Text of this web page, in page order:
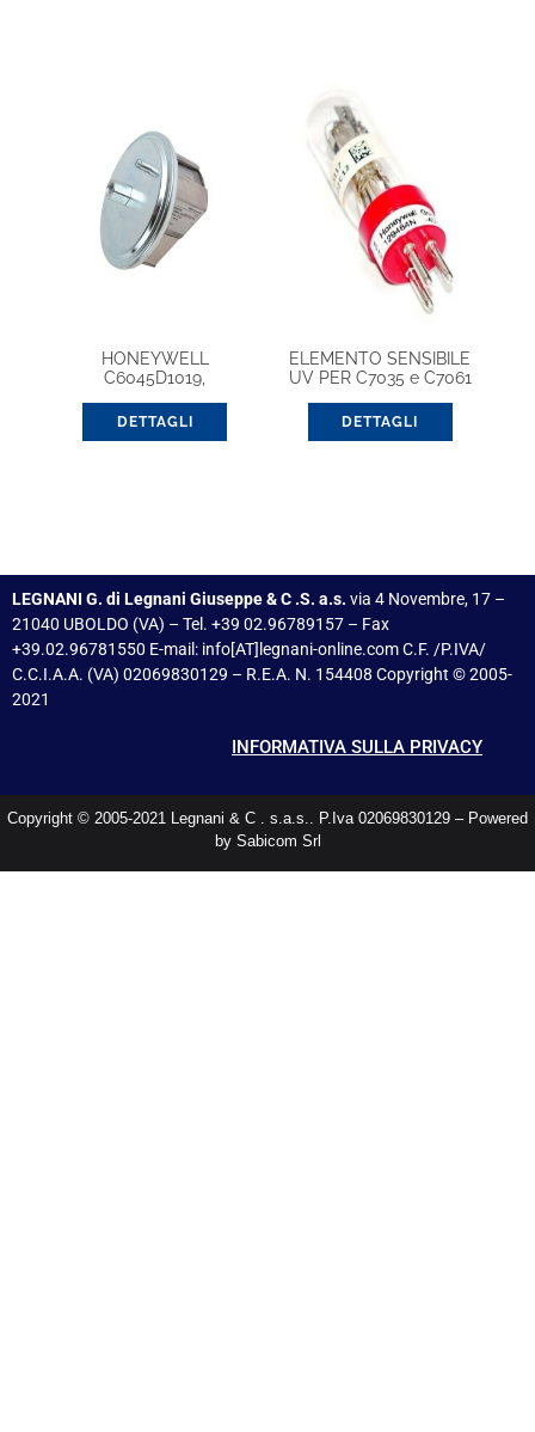
HONEYWELL
C6045D1019,
ARIA/GAS
DETTAGLI
ELEMENTO SENSIBILE
UV PER C7035 e C7061
DETTAGLI
LEGNANI G. di Legnani Giuseppe & C .S. a.s. via 4 Novembre, 17 –
21040 UBOLDO (VA) – Tel. +39 02.96789157 – Fax
+39.02.96781550 E-mail: info[AT]legnani-online.com C.F. /P.IVA/
C.C.I.A.A. (VA) 02069830129 – R.E.A. N. 154408 Copyright © 2005-
2021
INFORMATIVA SULLA PRIVACY
Copyright © 2005-2021 Legnani & C . s.a.s.. P.Iva 02069830129 – Powered
by Sabicom Srl